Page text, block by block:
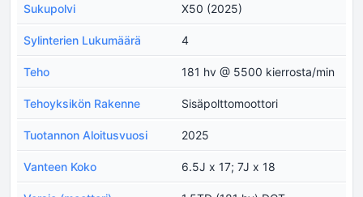
Sukupolvi X50 (2025)
Sylinterien Lukumäärä 4
Teho 181 hv @ 5500 kierrosta/min
Tehoyksikön Rakenne Sisäpolttomoottori
Tuotannon Aloitusvuosi 2025
Vanteen Koko 6.5J x 17; 7J x 18